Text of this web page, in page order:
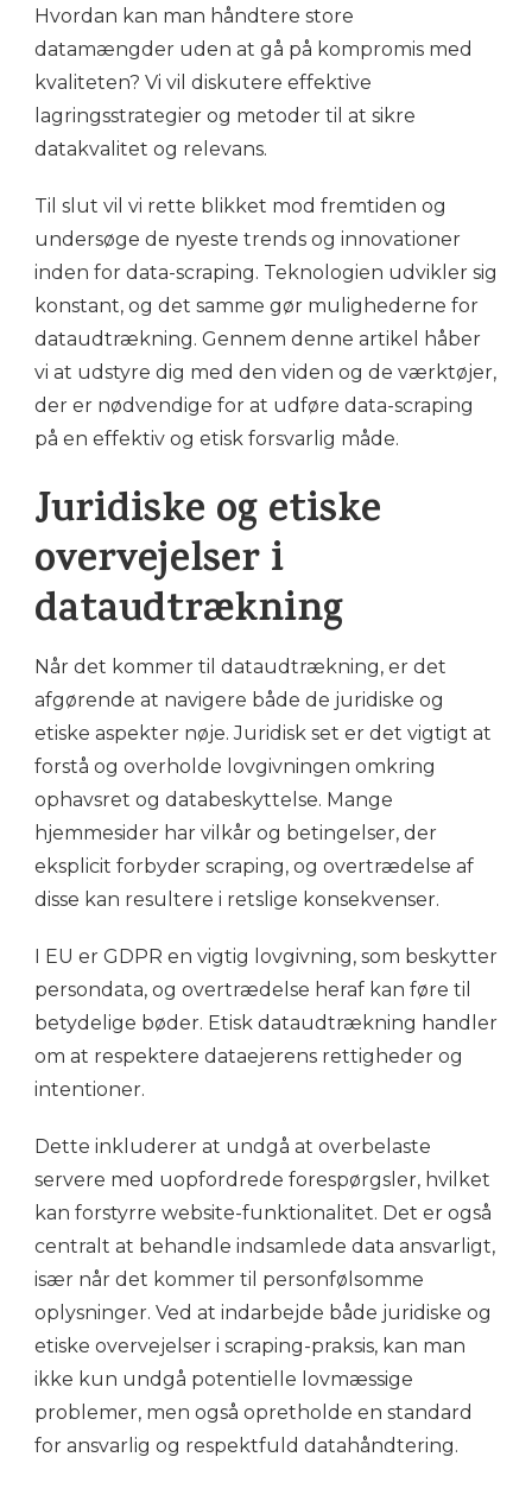
Hvordan kan man håndtere store
datamængder uden at gå på kompromis med
kvaliteten? Vi vil diskutere effektive
lagringsstrategier og metoder til at sikre
datakvalitet og relevans.
Til slut vil vi rette blikket mod fremtiden og
undersøge de nyeste trends og innovationer
inden for data-scraping. Teknologien udvikler sig
konstant, og det samme gør mulighederne for
dataudtrækning. Gennem denne artikel håber
vi at udstyre dig med den viden og de værktøjer,
der er nødvendige for at udføre data-scraping
på en effektiv og etisk forsvarlig måde.
Juridiske og etiske
overvejelser i
dataudtrækning
Når det kommer til dataudtrækning, er det
afgørende at navigere både de juridiske og
etiske aspekter nøje. Juridisk set er det vigtigt at
forstå og overholde lovgivningen omkring
ophavsret og databeskyttelse. Mange
hjemmesider har vilkår og betingelser, der
eksplicit forbyder scraping, og overtrædelse af
disse kan resultere i retslige konsekvenser.
I EU er GDPR en vigtig lovgivning, som beskytter
persondata, og overtrædelse heraf kan føre til
betydelige bøder. Etisk dataudtrækning handler
om at respektere dataejerens rettigheder og
intentioner.
Dette inkluderer at undgå at overbelaste
servere med uopfordrede forespørgsler, hvilket
kan forstyrre website-funktionalitet. Det er også
centralt at behandle indsamlede data ansvarligt,
især når det kommer til personfølsomme
oplysninger. Ved at indarbejde både juridiske og
etiske overvejelser i scraping-praksis, kan man
ikke kun undgå potentielle lovmæssige
problemer, men også opretholde en standard
for ansvarlig og respektfuld datahåndtering.